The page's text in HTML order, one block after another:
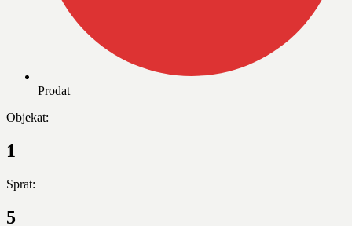
Prodat
Objekat:
1
Sprat:
5